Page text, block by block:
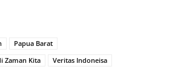
Papua Barat
Zaman Kita
Veritas Indoneisa